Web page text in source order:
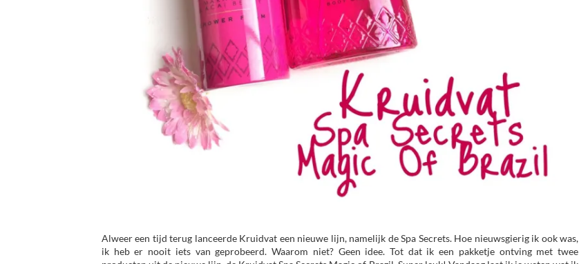
Alweer een tijd terug lanceerde Kruidvat een nieuwe lijn, namelijk de Spa Secrets. Hoe nieuwsgierig ik ook was,
ik heb er nooit iets van geprobeerd. Waarom niet? Geen idee. Tot dat ik een pakketje ontving met twee